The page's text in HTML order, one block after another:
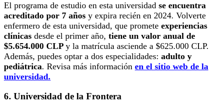
El programa de estudio en esta universidad se encuentra
acreditado por 7 años y expira recién en 2024. Volverte
enfermero de esta universidad, que promete experiencias
clínicas desde el primer año, tiene un valor anual de
$5.654.000 CLP y la matrícula asciende a $625.000 CLP.
Además, puedes optar a dos especialidades: adulto y
pediátrica. Revisa más información en el sitio web de la
universidad.
6. Universidad de la Frontera